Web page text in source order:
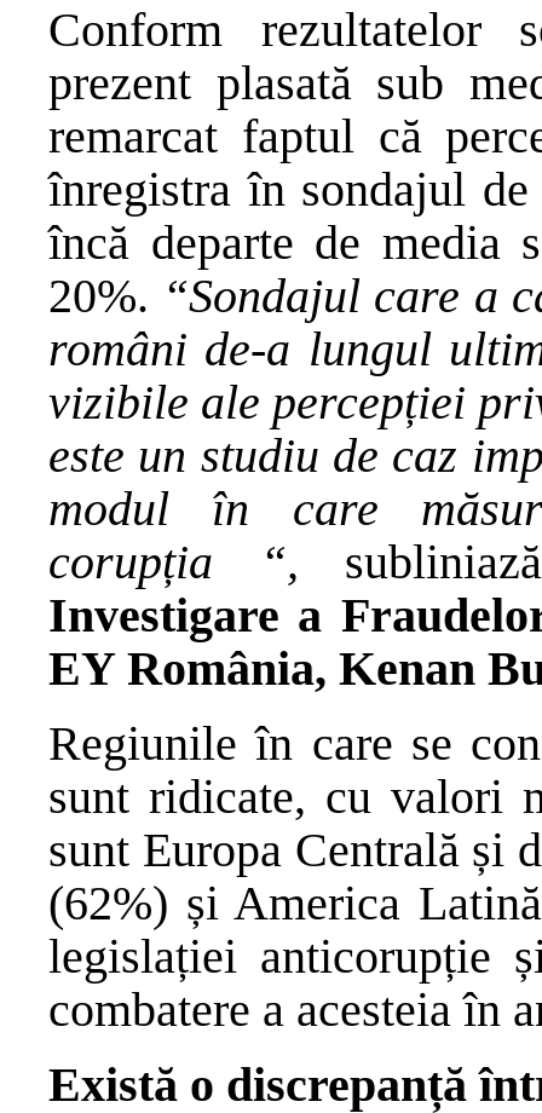
Conform rezultatelor
prezent plasată sub
remarcat faptul că
înregistra în sondajul
încă departe de media
20%. “Sondajul care a
români de-a lungul
vizibile ale percepției
este un studiu de caz
modul în care
corupția “,
Investigare a
EY România, Kenan
Regiunile în care se
sunt ridicate, cu valori
sunt Europa Centrală și
(62%) și America
legislației anticorupție
combatere a acesteia în
Există o discrepanță